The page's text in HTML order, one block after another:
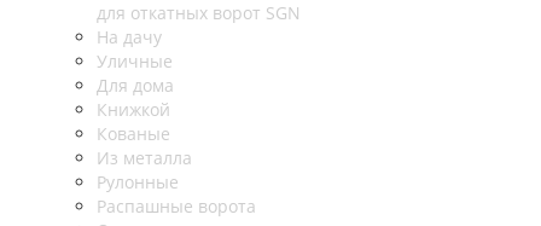
для откатных ворот SGN
На дачу
Уличные
Для дома
Книжкой
Кованые
Из металла
Рулонные
Распашные ворота